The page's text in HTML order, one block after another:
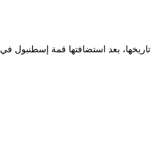
تاريخها، بعد استضافتها قمة إسطنبول في